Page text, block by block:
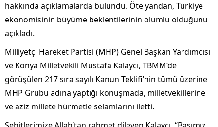
hakkında açıklamalarda bulundu. Öte yandan, Türkiye
ekonomisinin büyüme beklentilerinin olumlu olduğunu
açıkladı.
Milliyetçi Hareket Partisi (MHP) Genel Başkan Yardımcısı
ve Konya Milletvekili Mustafa Kalaycı, TBMM’de
görüşülen 217 sıra sayılı Kanun Teklifi’nin tümü üzerine
MHP Grubu adına yaptığı konuşmada, milletvekillerine
ve aziz millete hürmetle selamlarını iletti.